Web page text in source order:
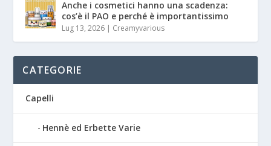
Anche i cosmetici hanno una scadenza:
cos’è il PAO e perché è importantissimo
Lug 13, 2026 | Creamyvarious
CATEGORIE
Capelli
Hennè ed Erbette Varie